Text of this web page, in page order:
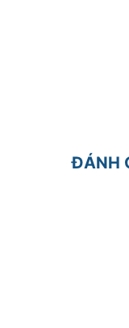
ĐÁNH